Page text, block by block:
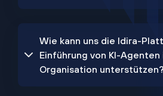
Wie kann uns die Idira-
Einführung von KI-Agenten
Organisation unterstützen?